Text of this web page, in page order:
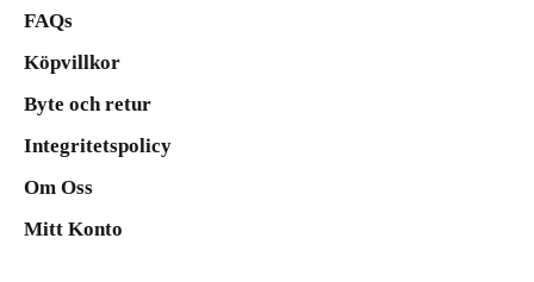
FAQs
Köpvillkor
Byte och retur
Integritetspolicy
Om Oss
Mitt Konto